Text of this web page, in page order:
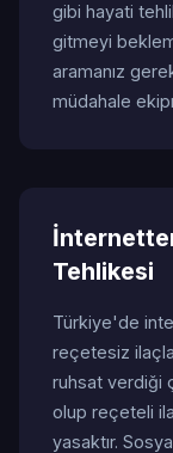
gibi hayati
gitmeyi
aramanız
müdahale
Tehlikesi
Türkiye'de
reçetesiz
ruhsat verdiği
olup reçeteli
yasaktır.